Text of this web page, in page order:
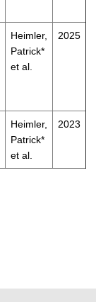
Heimler,
Patrick*
et al.
2025
Heimler,
Patrick*
et al.
2023